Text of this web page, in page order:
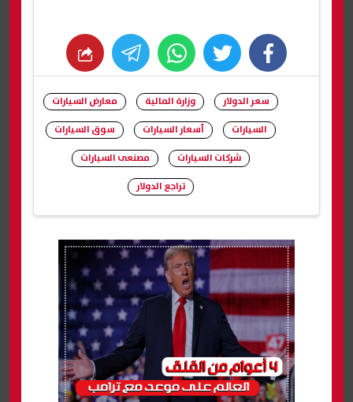
facebook
twitter
whats
سعر الدولار وزارة المالية
معارض السيارات
السيارات
أسعار السيارات
سوق السيارات
شركات السيارات
مصنعى السيارات
تراجع الدولار